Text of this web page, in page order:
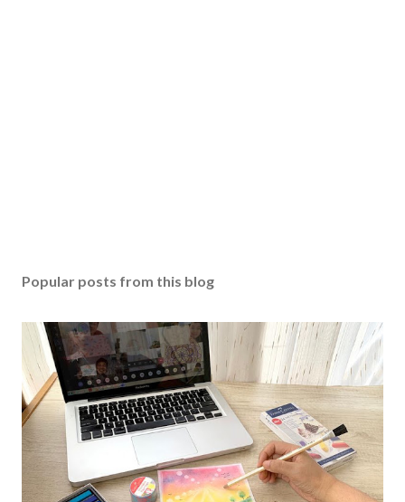
Popular posts from this blog